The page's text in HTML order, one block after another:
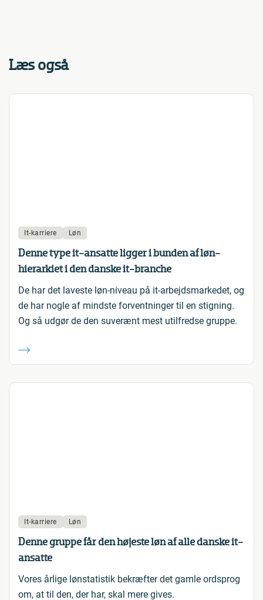
Læs også
It-karriere Løn
Denne type it-ansatte ligger i bunden af løn-
hierarkiet i den danske it-branche
De har det laveste løn-niveau på it-arbejdsmarkedet, og
de har nogle af mindste forventninger til en stigning.
Og så udgør de den suverænt mest utilfredse gruppe.
It-karriere Løn
Denne gruppe får den højeste løn af alle danske it-
ansatte
Vores årlige lønstatistik bekræfter det gamle ordsprog
om, at til den, der har, skal mere gives.